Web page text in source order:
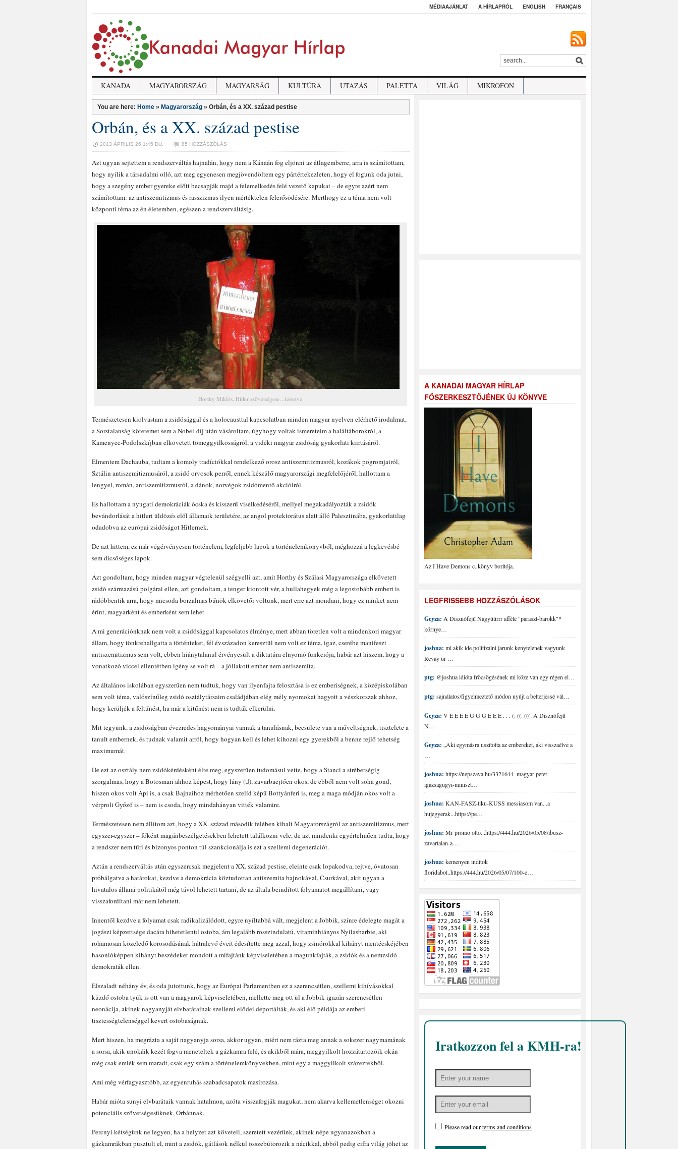
MÉDIAAJÁNLAT A HÍRLAPRÓL ENGLISH FRANÇAIS
KANADA MAGYARORSZÁG MAGYARSÁG KULTÚRA UTAZÁS PALETTA VILÁG MIKROFON
You are here: Home » Magyarország » Orbán, és a XX. század pestise
Orbán, és a XX. század pestise
2013 ÁPRILIS 26 1:45 DU. 85 HOZZÁSZÓLÁS
Azt ugyan sejtettem a rendszerváltás hajnalán, hogy nem a Kánaán fog eljönni az átlagemberre, arra is számítottam,
hogy nyílik a társadalmi olló, azt meg egyenesen megjövendöltem egy pártértekezleten, hogy el fogunk oda jutni,
hogy a szegény ember gyereke előtt becsapják majd a felemelkedés felé vezető kapukat – de egyre azért nem
számítottam: az antiszemitizmus és rasszizmus ilyen mértéktelen felerősödésére. Merthogy ez a téma nem volt
központi téma az én életemben, egészen a rendszerváltásig.
Horthy Miklós, Hitler szövetségese…leöntve.
Természetesen kiolvastam a zsidósággal és a holocausttal kapcsolatban minden magyar nyelven elérhető irodalmat,
a Sorstalanság kötetemet sem a Nobel-díj után vásároltam, úgyhogy voltak ismereteim a haláltáborokról, a
Kamenyec-Podolszkíjban elkövetett tömeggyilkosságról, a vidéki magyar zsidóság gyakorlati kiirtásáról.
Elmentem Dachauba, tudtam a komoly tradíciókkal rendelkező orosz antiszemitizmusról, kozákok pogromjairól,
Sztálin antiszemitizmusáról, a zsidó orvosok perről, ennek készülő magyarországi megfelelőjéről, hallottam a
lengyel, román, antiszemitizmusról, a dánok, norvégok zsidómentő akcióiról.
És hallottam a nyugati demokráciák ócska és kisszerű viselkedéséről, mellyel megakadályozták a zsidók
bevándorlását a hitleri üldözés elől államaik területére, az angol protektorátus alatt álló Palesztinába, gyakorlatilag
odadobva az európai zsidóságot Hitlernek.
De azt hittem, ez már végérvényesen történelem, legfeljebb lapok a történelemkönyvből, méghozzá a legkevésbé
sem dicsőséges lapok.
Azt gondoltam, hogy minden magyar végtelenül szégyelli azt, amit Horthy és Szálasi Magyarországa elkövetett
zsidó származású polgárai ellen, azt gondoltam, a tenger kiontott vér, a hullahegyek még a legostobább embert is
rádöbbentik arra, hogy micsoda borzalmas bűnök elkövetői voltunk, mert erre azt mondani, hogy ez minket nem
érint, magyarként és emberként sem lehet.
A mi generációnknak nem volt a zsidósággal kapcsolatos élménye, mert abban töretlen volt a mindenkori magyar
állam, hogy tönkrehallgatta a történteket, fél évszázadon keresztül nem volt ez téma, igaz, cserébe manifeszt
antiszemitizmus sem volt, ebben hiánytalanul érvényesült a diktatúra elnyomó funkciója, habár azt hiszem, hogy a
vonatkozó viccel ellentétben igény se volt rá – a jóllakott ember nem antiszemita.
Az általános iskolában egyszerűen nem tudtuk, hogy van ilyenfajta felosztása is ez emberiségnek, a középiskolában
sem volt téma, valószínűleg zsidó osztálytársaim családjában elég mély nyomokat hagyott a vészkorszak ahhoz,
hogy kerüljék a feltűnést, ha már a kitűnést nem is tudták elkerülni.
Mit tegyünk, a zsidóságban évezredes hagyományai vannak a tanulásnak, becsülete van a műveltségnek, tisztelete a
tanult embernek, és tudnak valamit arról, hogy hogyan kell és lehet kihozni egy gyerekből a benne rejlő tehetség
maximumát.
De ezt az osztály nem zsidókérdésként élte meg, egyszerűen tudomásul vette, hogy a Stanci a stréberségig
szorgalmas, hogy a Botosmari ahhoz képest, hogy lány (), zavarbaejtően okos, de ebből nem volt soha gond,
hiszen okos volt Api is, a csak Bajnaihoz mérhetően szelíd képű Bottyánferi is, meg a maga módján okos volt a
vérproli Győző is – nem is csoda, hogy mindahányan vitték valamire.
Természetesen nem állítom azt, hogy a XX. század második felében kihalt Magyarországról az antiszemitizmus, mert
egyszer-egyszer – főként magánbeszélgetésekben lehetett találkozni vele, de azt mindenki egyértelműen tudta, hogy
a rendszer nem tűri és bizonyos ponton túl szankcionálja is ezt a szellemi degenerációt.
Aztán a rendszerváltás után egyszercsak megjelent a XX. század pestise, eleinte csak lopakodva, rejtve, óvatosan
próbálgatva a határokat, kezdve a demokrácia köztudottan antiszemita bajnokával, Csurkával, akit ugyan a
hivatalos állami politikától még távol lehetett tartani, de az általa beindított folyamatot megállítani, vagy
visszafordítani már nem lehetett.
Innentől kezdve a folyamat csak radikalizálódott, egyre nyíltabbá vált, megjelent a Jobbik, színre édelegte magát a
jogászi képzettsége dacára hihetetlenül ostoba, ám legalább rosszindulatú, vitaminhiányos Nyilasbarbie, aki
rohamosan közeledő korosodásának hátralevő éveit édesítette meg azzal, hogy zsinórokkal kihányt mentécskéjében
hasonlóképpen kihányt beszédeket mondott a mifajtánk képviseletében a magunkfajták, a zsidók és a nemzsidó
demokraták ellen.
Elszaladt néhány év, és oda jutottunk, hogy az Európai Parlamentben ez a szerencsétlen, szellemi kihívásokkal
küzdő ostoba tyúk is ott van a magyarok képviseletében, mellette meg ott ül a Jobbik igazán szerencsétlen
neonácija, akinek nagyanyját elvbarátainak szellemi elődei deportálták, és aki élő példája az emberi
tisztességtelenséggel kevert ostobaságnak.
Mert hiszen, ha megrázta a saját nagyanyja sorsa, akkor ugyan, miért nem rázta meg annak a sokezer nagymamának
a sorsa, akik unokáik kezét fogva meneteltek a gázkamra felé, és akikből mára, meggyilkolt hozzátartozóik okán
még csak emlék sem maradt, csak egy szám a történelemkönyvekben, mint egy a maggyilkolt százezrekből.
Ami még vérfagyasztóbb, az egyenruhás szabadcsapatok masírozása.
Habár mióta sunyi elvbarátaik vannak hatalmon, azóta visszafogják magukat, nem akarva kellemetlenséget okozni
potenciális szövetségesüknek, Orbánnak.
Percnyi kétségünk ne legyen, ha a helyzet azt követeli, szeretett vezérünk, akinek népe ugyanazokban a
gázkamrákban pusztult el, mint a zsidók, gátlások nélkül összebútorozik a nácikkal, abból pedig cifra világ jöhet az
A KANADAI MAGYAR HÍRLAP
FŐSZERKESZTŐJÉNEK ÚJ KÖNYVE
Az I Have Demons c. könyv borítója.
LEGFRISSEBB HOZZÁSZÓLÁSOK
Geyza: A Disznófejű Nagyúúrrr afféle "paraszt-barokk"*
környe…
joshua: mi akik ide politizalni jarunk kenytelenek vagyunk
Revay ur …
ptg: @joshua idióta fröcsögésének mi köze van egy régen el…
ptg: sajnálatos/figyelmeztető módon nyújt a belterjessé vál…
Geyza: V É É É É G G G E E E . . . (: ((: (((: A Disznófejű
N…
Geyza: „Aki egymásra uszította az embereket, aki visszaélve a
…
joshua: https://nepszava.hu/3321644_magyar-peter-
igazsagugyi-miniszt…
joshua: KAN-FASZ-tiku-KUSS messiasom van...a
hujegyerak...https://pe…
joshua: Mr promo otto...https://444.hu/2026/05/08/ibusz-
zavartalan-a…
joshua: kemenyen inditok
floridabol..https://444.hu/2026/05/07/100-e…
Iratkozzon fel a KMH-ra!
Please read ourterms and conditions